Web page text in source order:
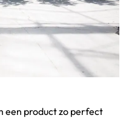
een product zo perfect